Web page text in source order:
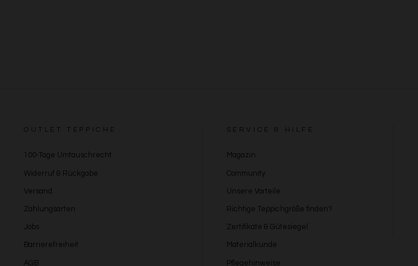
OUTLET TEPPICHE
100-Tage Umtauschrecht
Widerruf & Rückgabe
Versand
Zahlungsarten
Jobs
Barrierefreiheit
AGB
SERVICE & HILFE
Magazin
Community
Unsere Vorteile
Richtige Teppichgröße finden?
Zertifikate & Gütesiegel
Materialkunde
Pflegehinweise